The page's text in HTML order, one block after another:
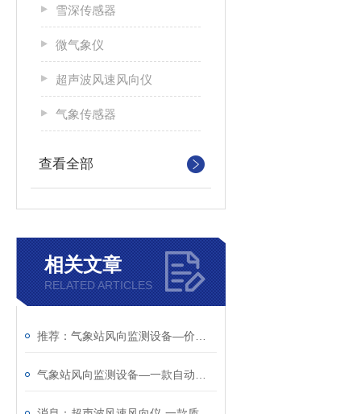
雪深传感器
微气象仪
超声波风速风向仪
气象传感器
查看全部
相关文章
RELATED ARTICLES